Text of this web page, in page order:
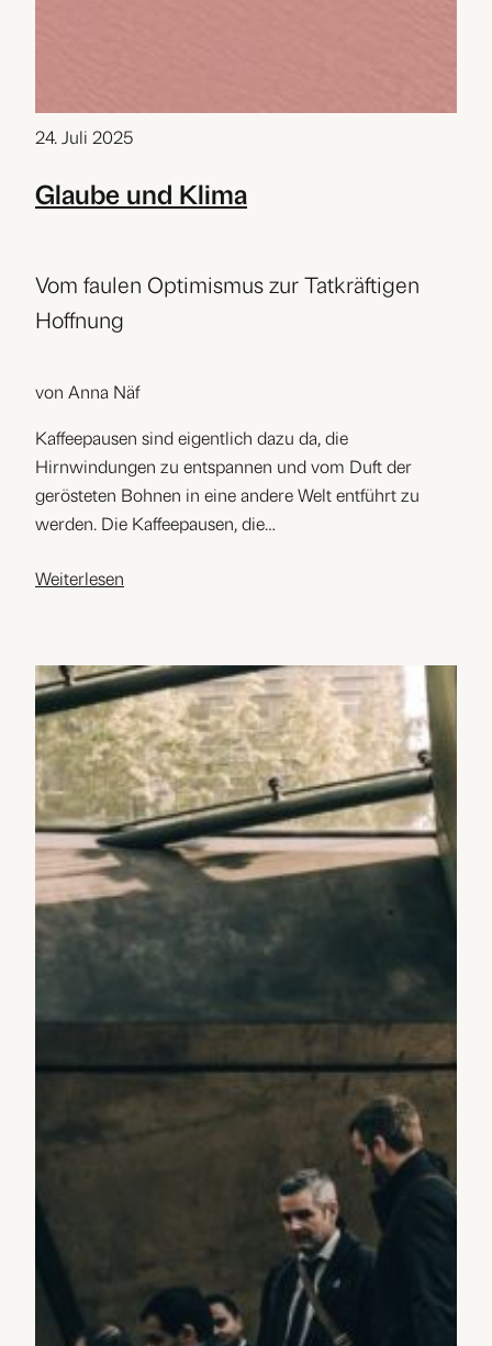
24. Juli 2025
Glaube und Klima
Vom faulen Optimismus zur Tatkräftigen
Hoffnung
von Anna Näf
Kaffeepausen sind eigentlich dazu da, die
Hirnwindungen zu entspannen und vom Duft der
gerösteten Bohnen in eine andere Welt entführt zu
werden. Die Kaffeepausen, die…
Weiterlesen